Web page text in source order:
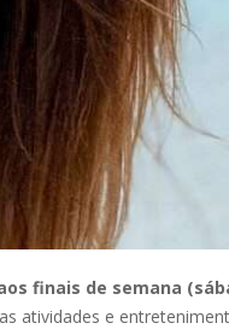
finais de semana
atividades e